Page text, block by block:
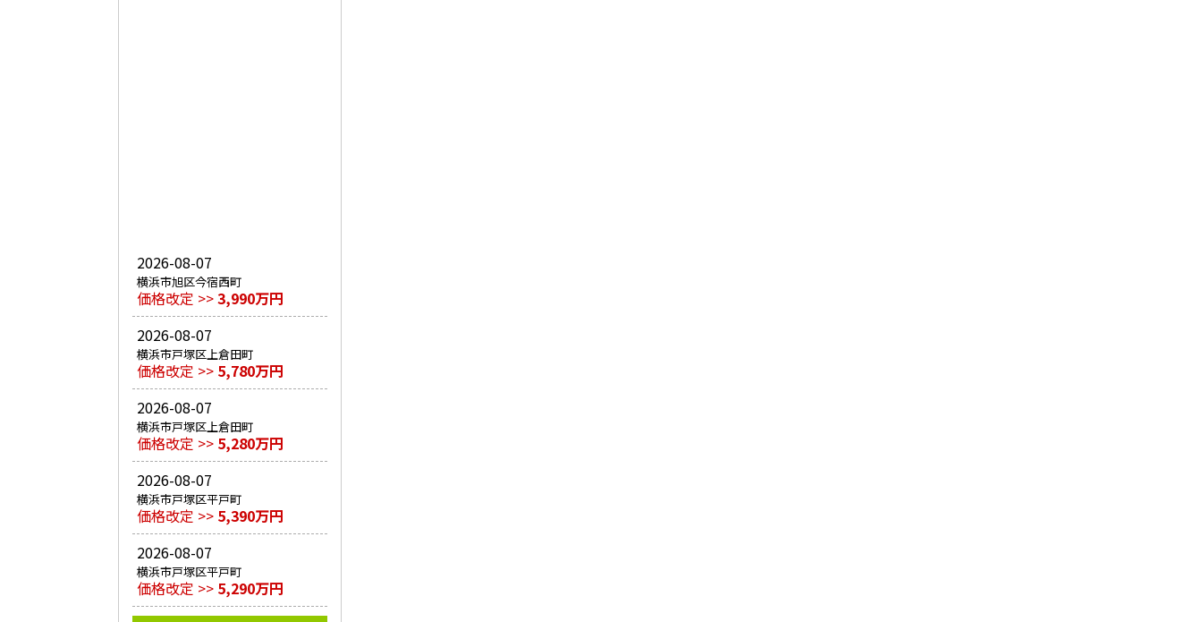
2026-08-07
横浜市旭区今宿西町
価格改定 >>3,990万円
2026-08-07
横浜市戸塚区上倉田町
価格改定 >> 5,780万円
2026-08-07
横浜市戸塚区上倉田町
価格改定 >> 5,280万円
2026-08-07
横浜市戸塚区平戸町
価格改定 >> 5,390万円
2026-08-07
横浜市戸塚区平戸町
価格改定 >> 5,290万円